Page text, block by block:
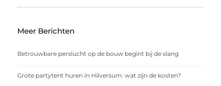
Meer Berichten
Betrouwbare perslucht op de bouw begint bij de slang
Grote partytent huren in Hilversum: wat zijn de kosten?